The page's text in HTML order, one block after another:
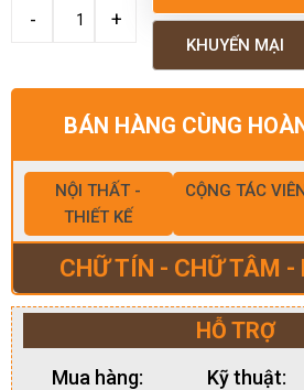
KHUYẾN MẠI
BÁN HÀNG CÙNG
NỘI THẤT -
THIẾT KẾ
CỘNG TÁC
CHỮ TÍN - CHỮ TÂM -
HỖ TRỢ
Mua hàng: Kỹ thuật: